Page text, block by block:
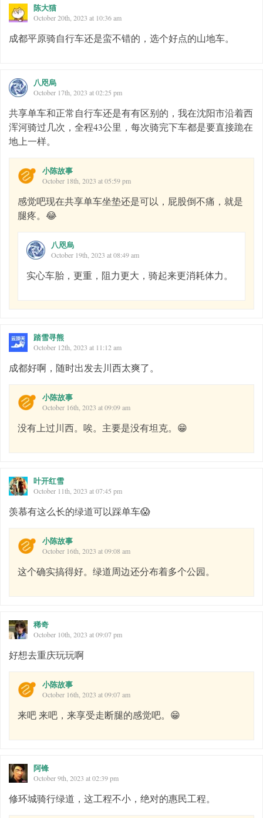
陈大猫
October 20th, 2023 at 10:36 am
成都平原骑自行车还是蛮不错的，选个好点的山地车。
八咫烏
October 17th, 2023 at 02:25 pm
共享单车和正常自行车还是有有区别的，我在沈阳市沿着西
浑河骑过几次，全程43公里，每次骑完下车都是要直接跪在
地上一样。
小陈故事
October 18th, 2023 at 05:59 pm
感觉吧现在共享单车坐垫还是可以，屁股倒不痛，就是
腿疼。😂
八咫烏
October 19th, 2023 at 08:49 am
实心车胎，更重，阻力更大，骑起来更消耗体力。
踏雪寻熊
October 12th, 2023 at 11:12 am
成都好啊，随时出发去川西太爽了。
小陈故事
October 16th, 2023 at 09:09 am
没有上过川西。唉。主要是没有坦克。😁
叶开红雪
October 11th, 2023 at 07:45 pm
羡慕有这么长的绿道可以踩单车😱
小陈故事
October 16th, 2023 at 09:08 am
这个确实搞得好。绿道周边还分布着多个公园。
稀奇
October 10th, 2023 at 09:07 pm
好想去重庆玩玩啊
小陈故事
October 16th, 2023 at 09:07 am
来吧 来吧，来享受走断腿的感觉吧。😁
阿锋
October 9th, 2023 at 02:39 pm
修环城骑行绿道，这工程不小，绝对的惠民工程。